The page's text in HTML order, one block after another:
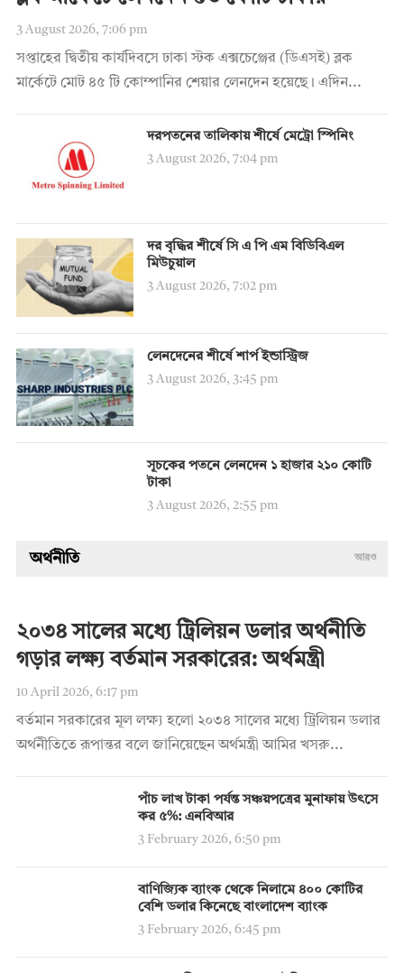
3 August 2026, 7:06 pm
সপ্তাহের দ্বিতীয় কার্যদিবসে ঢাকা স্টক এক্সচেঞ্জের (ডিএসই) ব্লক
মার্কেটে মোট ৪৫ টি কোম্পানির শেয়ার লেনদেন হয়েছে। এদিন...
দরপতনের তালিকায় শীর্ষে মেট্রো স্পিনিং
3 August 2026, 7:04 pm
দর বৃদ্ধির শীর্ষে সি এ পি এম বিডিবিএল
মিউচুয়াল
3 August 2026, 7:02 pm
লেনদেনের শীর্ষে শার্প ইন্ডাস্ট্রিজ
3 August 2026, 3:45 pm
সূচকের পতনে লেনদেন ১ হাজার ২১০ কোটি
টাকা
3 August 2026, 2:55 pm
অর্থনীতি আরও
২০৩৪ সালের মধ্যে ট্রিলিয়ন ডলার অর্থনীতি
গড়ার লক্ষ্য বর্তমান সরকারের: অর্থমন্ত্রী
10 April 2026, 6:17 pm
বর্তমান সরকারের মূল লক্ষ্য হলো ২০৩৪ সালের মধ্যে ট্রিলিয়ন ডলার
অর্থনীতিতে রূপান্তর বলে জানিয়েছেন অর্থমন্ত্রী আমির খসরু...
পাঁচ লাখ টাকা পর্যন্ত সঞ্চয়পত্রের মুনাফায় উৎসে
কর ৫%: এনবিআর
3 February 2026, 6:50 pm
বাণিজ্যিক ব্যাংক থেকে নিলামে ৪০০ কোটির
বেশি ডলার কিনেছে বাংলাদেশ ব্যাংক
3 February 2026, 6:45 pm